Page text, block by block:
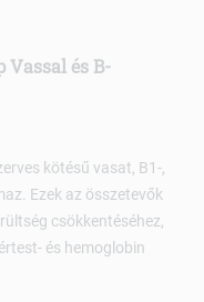
és B-
kötésű vasat, B1-,
Ezek az összetevők
csökkentéséhez,
és hemoglobin